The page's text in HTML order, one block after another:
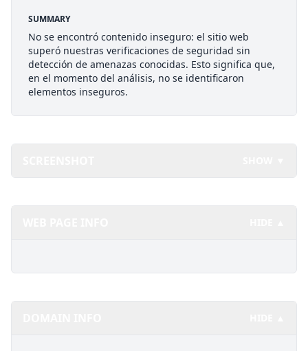
SUMMARY
No se encontró contenido inseguro: el sitio web
superó nuestras verificaciones de seguridad sin
detección de amenazas conocidas. Esto significa que,
en el momento del análisis, no se identificaron
elementos inseguros.